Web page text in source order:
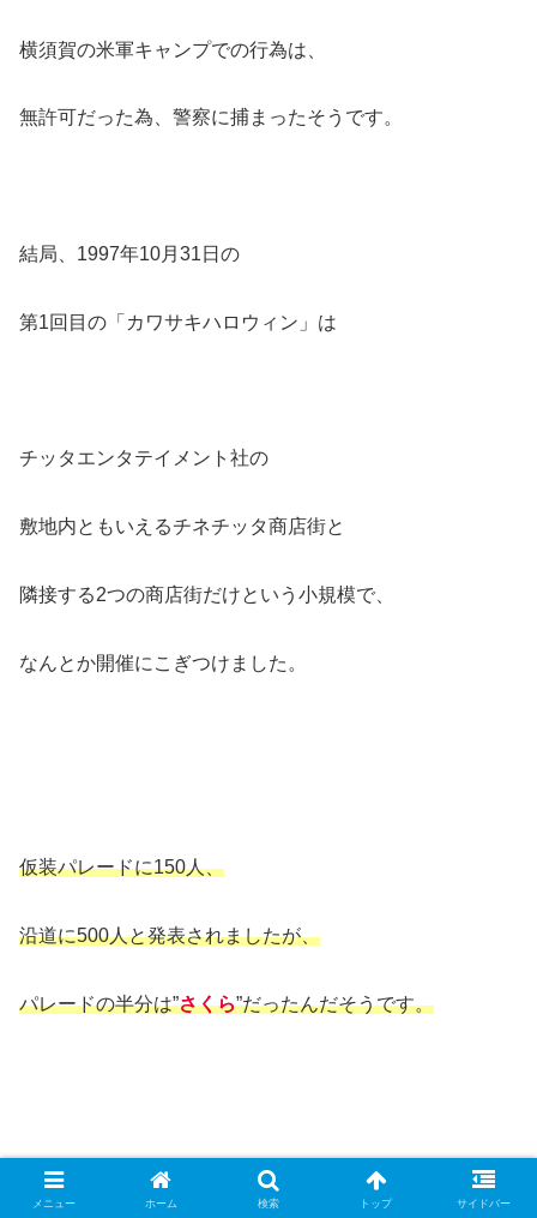
横須賀の米軍キャンプでの行為は、
無許可だった為、警察に捕まったそうです。
結局、1997年10月31日の
第1回目の「カワサキハロウィン」は
チッタエンタテイメント社の
敷地内ともいえるチネチッタ商店街と
隣接する2つの商店街だけという小規模で、
なんとか開催にこぎつけました。
仮装パレードに150人、
沿道に500人と発表されましたが、
パレードの半分は”さくら”だったんだそうです。
第1回のカワサキハロウィンは
メニュー ホーム 検索 トップ サイドバー